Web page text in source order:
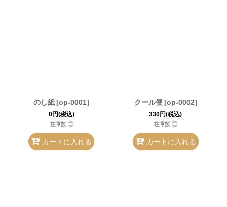
のし紙[op-0001]
0円(税込)
在庫数 ◎
カートに入れる
クール便[op-0002]
330円(税込)
在庫数 ◎
カートに入れる